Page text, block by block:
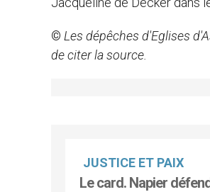
© Les dépêches d'Eglises
de citer la source.
JUSTICE ET PAIX
Le card. Napier